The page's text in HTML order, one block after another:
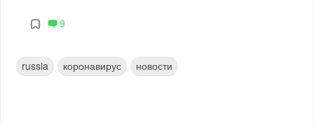
9
russia коронавирус новости